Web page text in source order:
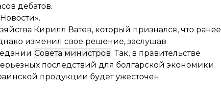
дебатов.
Кирилл Ватев, который признался, что ранее
изменил свое решение, заслушав
Совета министров. Так, в правительстве
последствий для болгарской экономики.
продукции будет ужесточен.